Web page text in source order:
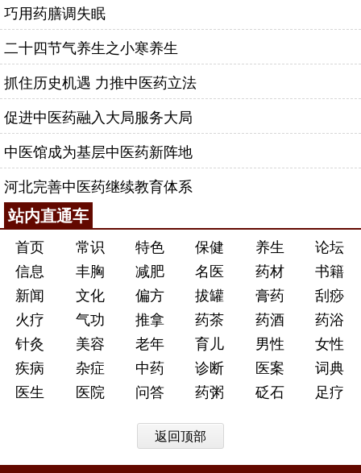
巧用药膳调失眠
二十四节气养生之小寒养生
抓住历史机遇 力推中医药立法
促进中医药融入大局服务大局
中医馆成为基层中医药新阵地
河北完善中医药继续教育体系
站内直通车
首页 常识 特色 保健 养生
论坛
信息
丰胸 减肥 名医 药材
书籍
新闻
文化 偏方 拔罐 膏药
刮痧
火疗
气功 推拿 药茶 药酒
药浴
针灸
美容 老年 育儿 男性
女性
疾病
杂症 中药 诊断 医案
词典
医生
医院 问答 药粥 砭石 足疗
返回顶部